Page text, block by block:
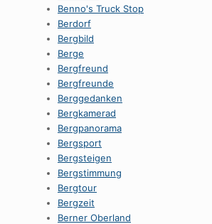
Benno's Truck Stop
Berdorf
Bergbild
Berge
Bergfreund
Bergfreunde
Berggedanken
Bergkamerad
Bergpanorama
Bergsport
Bergsteigen
Bergstimmung
Bergtour
Bergzeit
Berner Oberland